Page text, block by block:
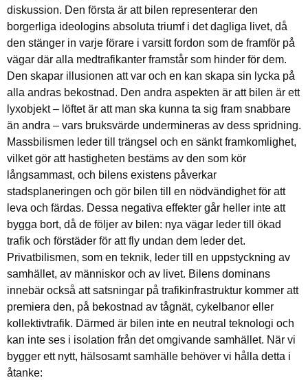
diskussion. Den första är att bilen representerar den
borgerliga ideologins absoluta triumf i det dagliga livet, då
den stänger in varje förare i varsitt fordon som de framför på
vägar där alla medtrafikanter framstår som hinder för dem.
Den skapar illusionen att var och en kan skapa sin lycka på
alla andras bekostnad. Den andra aspekten är att bilen är ett
lyxobjekt – löftet är att man ska kunna ta sig fram snabbare
än andra – vars bruksvärde undermineras av dess spridning.
Massbilismen leder till trängsel och en sänkt framkomlighet,
vilket gör att hastigheten bestäms av den som kör
långsammast, och bilens existens påverkar
stadsplaneringen och gör bilen till en nödvändighet för att
leva och färdas. Dessa negativa effekter går heller inte att
bygga bort, då de följer av bilen: nya vägar leder till ökad
trafik och förstäder för att fly undan dem leder det.
Privatbilismen, som en teknik, leder till en uppstyckning av
samhället, av människor och av livet. Bilens dominans
innebär också att satsningar på trafikinfrastruktur kommer att
premiera den, på bekostnad av tågnät, cykelbanor eller
kollektivtrafik. Därmed är bilen inte en neutral teknologi och
kan inte ses i isolation från det omgivande samhället. När vi
bygger ett nytt, hälsosamt samhälle behöver vi hålla detta i
åtanke: